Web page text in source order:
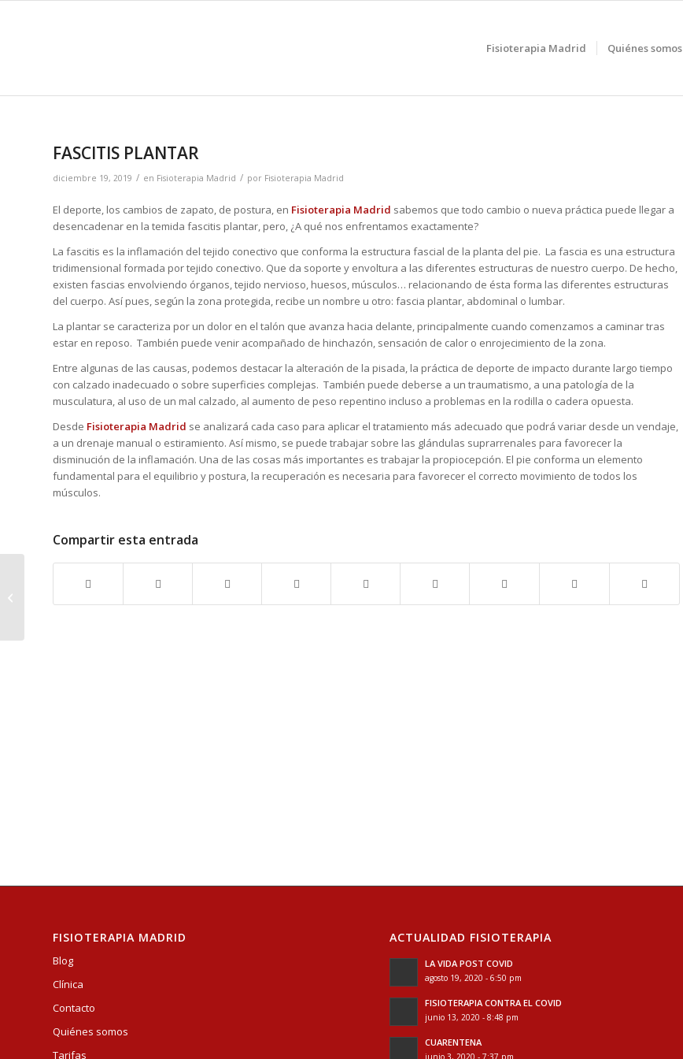
Fisioterapia Madrid Quiénes somos
FASCITIS PLANTAR
diciembre 19, 2019 / en Fisioterapia Madrid / por Fisioterapia Madrid
El deporte, los cambios de zapato, de postura, en Fisioterapia Madrid sabemos que todo cambio o nueva práctica puede llegar a
desencadenar en la temida fascitis plantar, pero, ¿A qué nos enfrentamos exactamente?
La fascitis es la inflamación del tejido conectivo que conforma la estructura fascial de la planta del pie. La fascia es una estructura
tridimensional formada por tejido conectivo. Que da soporte y envoltura a las diferentes estructuras de nuestro cuerpo. De hecho,
existen fascias envolviendo órganos, tejido nervioso, huesos, músculos… relacionando de ésta forma las diferentes estructuras
del cuerpo. Así pues, según la zona protegida, recibe un nombre u otro: fascia plantar, abdominal o lumbar.
La plantar se caracteriza por un dolor en el talón que avanza hacia delante, principalmente cuando comenzamos a caminar tras
estar en reposo. También puede venir acompañado de hinchazón, sensación de calor o enrojecimiento de la zona.
Entre algunas de las causas, podemos destacar la alteración de la pisada, la práctica de deporte de impacto durante largo tiempo
con calzado inadecuado o sobre superficies complejas. También puede deberse a un traumatismo, a una patología de la
musculatura, al uso de un mal calzado, al aumento de peso repentino incluso a problemas en la rodilla o cadera opuesta.
Desde Fisioterapia Madrid se analizará cada caso para aplicar el tratamiento más adecuado que podrá variar desde un vendaje,
a un drenaje manual o estiramiento. Así mismo, se puede trabajar sobre las glándulas suprarrenales para favorecer la
disminución de la inflamación. Una de las cosas más importantes es trabajar la propiocepción. El pie conforma un elemento
fundamental para el equilibrio y postura, la recuperación es necesaria para favorecer el correcto movimiento de todos los
músculos.
Compartir esta entrada
FISIOTERAPIA MADRID
Blog
Clínica
Contacto
Quiénes somos
Tarifas
ACTUALIDAD FISIOTERAPIA
LA VIDA POST COVID
agosto 19, 2020 - 6:50 pm
FISIOTERAPIA CONTRA EL COVID
junio 13, 2020 - 8:48 pm
CUARENTENA
junio 3, 2020 - 7:37 pm